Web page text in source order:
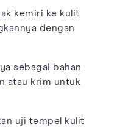
kemiri ke kulit
dengan
sebagai bahan
atau krim untuk
uji tempel kulit